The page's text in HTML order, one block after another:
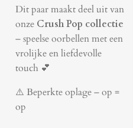
Dit paar maakt deel uit van
onze Crush Pop collectie
– speelse oorbellen met een
vrolijke en liefdevolle
touch 💕
⚠️ Beperkte oplage – op =
op